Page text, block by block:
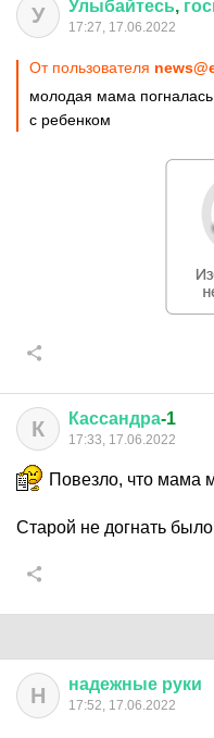
У Улыбайтесь,
17:27, 17.06.2022
От пользователя
молодая мама
с ребенком
К Кассандра-1
17:33, 17.06.2022
Повезло, что мама
Старой не догнать
Н надежные руки
17:52, 17.06.2022